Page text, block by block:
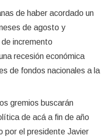
de haber acordado un
de agosto y
incremento
recesión económica
de fondos nacionales a la
gremios buscarán
de acá a fin de año
por el presidente Javier